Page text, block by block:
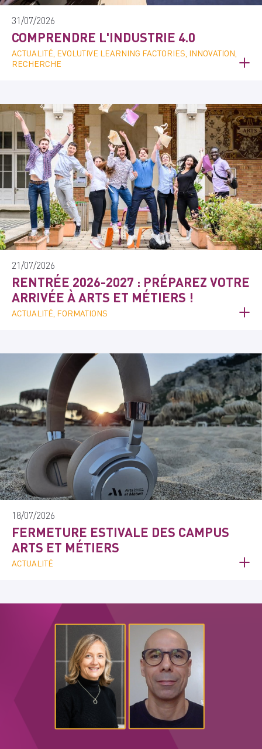
31/07/2026
COMPRENDRE L'INDUSTRIE 4.0
ACTUALITÉ, EVOLUTIVE LEARNING FACTORIES, INNOVATION,
RECHERCHE
21/07/2026
RENTRÉE 2026-2027 : PRÉPAREZ VOTRE
ARRIVÉE À ARTS ET MÉTIERS !
ACTUALITÉ, FORMATIONS
18/07/2026
FERMETURE ESTIVALE DES CAMPUS
ARTS ET MÉTIERS
ACTUALITÉ